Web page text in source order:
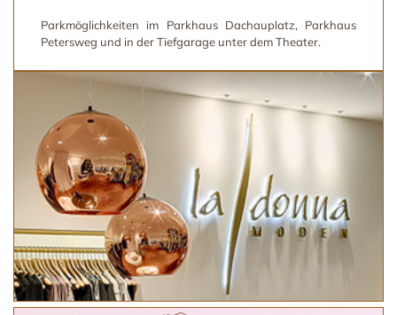
Parkmöglichkeiten im Parkhaus Dachauplatz, Parkhaus
Petersweg und in der Tiefgarage unter dem Theater.